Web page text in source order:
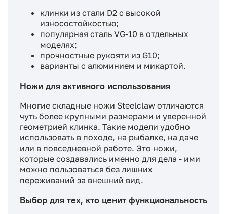
клинки из стали D2 с высокой
износостойкостью;
популярная сталь VG-10 в отдельных
моделях;
прочностные рукояти из G10;
варианты с алюминием и микартой.
Ножи для активного использования
Многие складные ножи Steelclaw отличаются
чуть более крупными размерами и уверенной
геометрией клинка. Такие модели удобно
использовать в походе, на рыбалке, на даче
или в повседневной работе. Это ножи,
которые создавались именно для дела - ими
можно пользоваться без лишних
переживаний за внешний вид.
Выбор для тех, кто ценит функциональность